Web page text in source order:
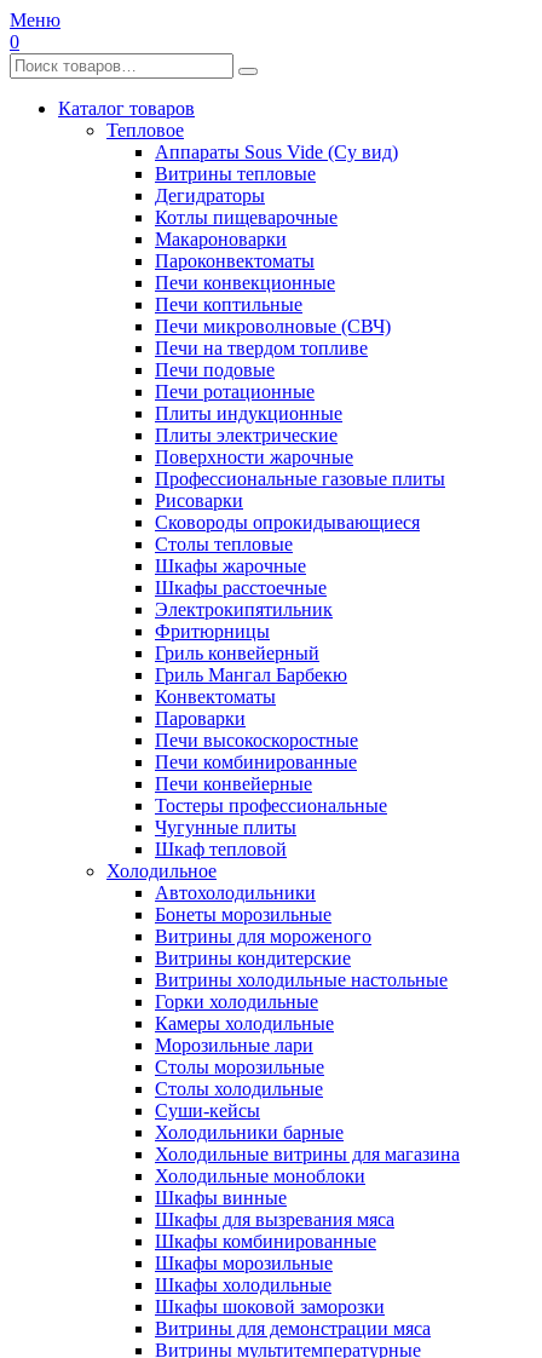
Меню
0
Каталог товаров
Тепловое
Аппараты Sous Vide (Су вид)
Витрины тепловые
Дегидраторы
Котлы пищеварочные
Макароноварки
Пароконвектоматы
Печи конвекционные
Печи коптильные
Печи микроволновые (СВЧ)
Печи на твердом топливе
Печи подовые
Печи ротационные
Плиты индукционные
Плиты электрические
Поверхности жарочные
Профессиональные газовые плиты
Рисоварки
Сковороды опрокидывающиеся
Столы тепловые
Шкафы жарочные
Шкафы расстоечные
Электрокипятильник
Фритюрницы
Гриль конвейерный
Гриль Мангал Барбекю
Конвектоматы
Пароварки
Печи высокоскоростные
Печи комбинированные
Печи конвейерные
Тостеры профессиональные
Чугунные плиты
Шкаф тепловой
Холодильное
Автохолодильники
Бонеты морозильные
Витрины для мороженого
Витрины кондитерские
Витрины холодильные настольные
Горки холодильные
Камеры холодильные
Морозильные лари
Столы морозильные
Столы холодильные
Суши-кейсы
Холодильники барные
Холодильные витрины для магазина
Холодильные моноблоки
Шкафы винные
Шкафы для вызревания мяса
Шкафы комбинированные
Шкафы морозильные
Шкафы холодильные
Шкафы шоковой заморозки
Витрины для демонстрации мяса
Витрины мультитемпературные